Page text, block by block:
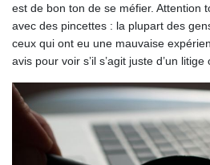
est de bon ton de se méfier. Attention
avec des pincettes : la plupart des
ceux qui ont eu une mauvaise
avis pour voir s’il s’agit juste d’un